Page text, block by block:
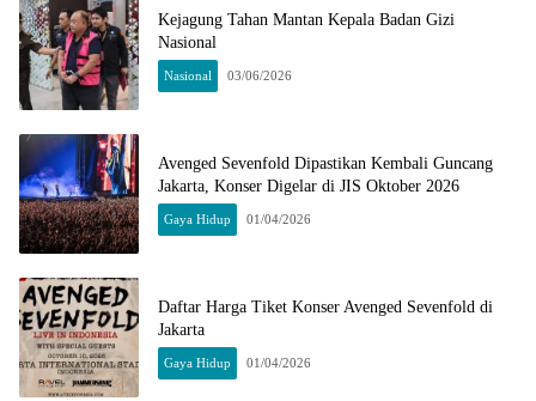
Kejagung Tahan Mantan Kepala Badan Gizi
Nasional
Nasional 03/06/2026
Avenged Sevenfold Dipastikan Kembali Guncang
Jakarta, Konser Digelar di JIS Oktober 2026
Gaya Hidup 01/04/2026
Daftar Harga Tiket Konser Avenged Sevenfold di
Jakarta
Gaya Hidup 01/04/2026